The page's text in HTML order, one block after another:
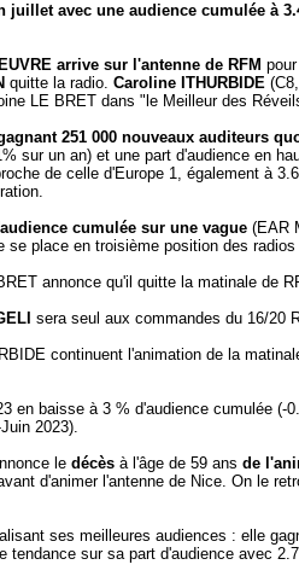
juillet avec une audience cumulée à
arrive sur l'antenne de RFM
quitte la radio. Caroline ITHURBIDE
LE BRET dans "le Meilleur des
251 000 nouveaux auditeurs
sur un an) et une part d'audience en
de celle d'Europe 1, également à
cumulée sur une vague (EAR
se place en troisième position des
annonce qu'il quitte la matinale de
sera seul aux commandes du 16/20
continuent l'animation de la
en baisse à 3 % d'audience cumulée
2023).
le décès à l'âge de 59 ans de
d'animer l'antenne de Nice. On le
ses meilleures audiences : elle
tendance sur sa part d'audience avec